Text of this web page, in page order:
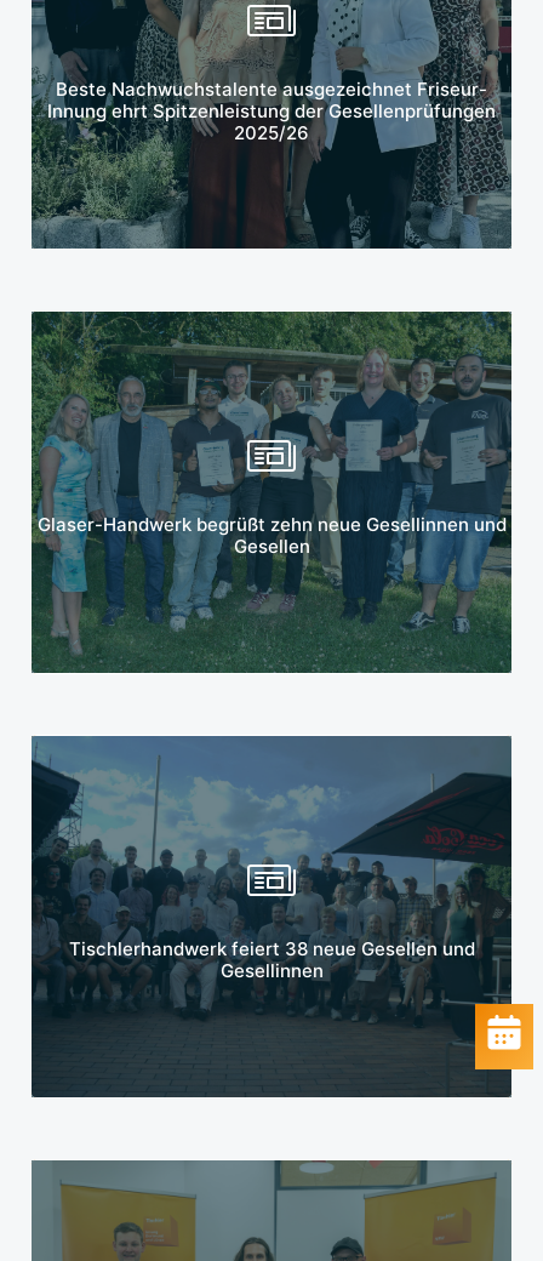
Beste Nachwuchstalente ausgezeichnet Friseur-
Innung ehrt Spitzenleistung der Gesellenprüfungen
2025/26
Mehr erfahren
Glaser-Handwerk begrüßt zehn neue Gesellinnen und
Gesellen
Mehr erfahren
Tischlerhandwerk feiert 38 neue Gesellen und
Gesellinnen
Mehr erfahren